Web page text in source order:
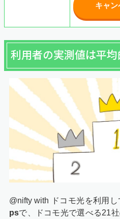
キャ
利用者の実測値は平均
@nifty with ドコモ光を利用
psで、ドコモ光で選べる21